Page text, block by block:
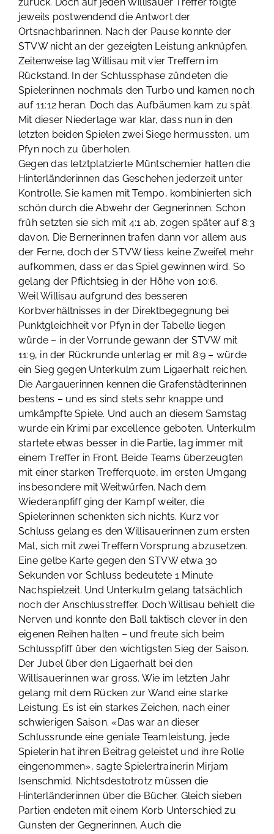
jeweils postwendend die Antwort der
Ortsnachbarinnen. Nach der Pause konnte der
STVW nicht an der gezeigten Leistung anknüpfen.
Zeitenweise lag Willisau mit vier Treffern im
Rückstand. In der Schlussphase zündeten die
Spielerinnen nochmals den Turbo und kamen noch
auf 11:12 heran. Doch das Aufbäumen kam zu spät.
Mit dieser Niederlage war klar, dass nun in den
letzten beiden Spielen zwei Siege hermussten, um
Pfyn noch zu überholen.
Gegen das letztplatzierte Müntschemier hatten die
Hinterländerinnen das Geschehen jederzeit unter
Kontrolle. Sie kamen mit Tempo, kombinierten sich
schön durch die Abwehr der Gegnerinnen. Schon
früh setzten sie sich mit 4:1 ab, zogen später auf 8:3
davon. Die Bernerinnen trafen dann vor allem aus
der Ferne, doch der STVW liess keine Zweifel mehr
aufkommen, dass er das Spiel gewinnen wird. So
gelang der Pflichtsieg in der Höhe von 10:6.
Weil Willisau aufgrund des besseren
Korbverhältnisses in der Direktbegegnung bei
Punktgleichheit vor Pfyn in der Tabelle liegen
würde – in der Vorrunde gewann der STVW mit
11:9, in der Rückrunde unterlag er mit 8:9 – würde
ein Sieg gegen Unterkulm zum Ligaerhalt reichen.
Die Aargauerinnen kennen die Grafenstädterinnen
bestens – und es sind stets sehr knappe und
umkämpfte Spiele. Und auch an diesem Samstag
wurde ein Krimi par excellence geboten. Unterkulm
startete etwas besser in die Partie, lag immer mit
einem Treffer in Front. Beide Teams überzeugten
mit einer starken Trefferquote, im ersten Umgang
insbesondere mit Weitwürfen. Nach dem
Wiederanpfiff ging der Kampf weiter, die
Spielerinnen schenkten sich nichts. Kurz vor
Schluss gelang es den Willisauerinnen zum ersten
Mal, sich mit zwei Treffern Vorsprung abzusetzen.
Eine gelbe Karte gegen den STVW etwa 30
Sekunden vor Schluss bedeutete 1 Minute
Nachspielzeit. Und Unterkulm gelang tatsächlich
noch der Anschlusstreffer. Doch Willisau behielt die
Nerven und konnte den Ball taktisch clever in den
eigenen Reihen halten – und freute sich beim
Schlusspfiff über den wichtigsten Sieg der Saison.
Der Jubel über den Ligaerhalt bei den
Willisauerinnen war gross. Wie im letzten Jahr
gelang mit dem Rücken zur Wand eine starke
Leistung. Es ist ein starkes Zeichen, nach einer
schwierigen Saison. «Das war an dieser
Schlussrunde eine geniale Teamleistung, jede
Spielerin hat ihren Beitrag geleistet und ihre Rolle
eingenommen», sagte Spielertrainerin Mirjam
Isenschmid. Nichtsdestotrotz müssen die
Hinterländerinnen über die Bücher. Gleich sieben
Partien endeten mit einem Korb Unterschied zu
Gunsten der Gegnerinnen. Auch die